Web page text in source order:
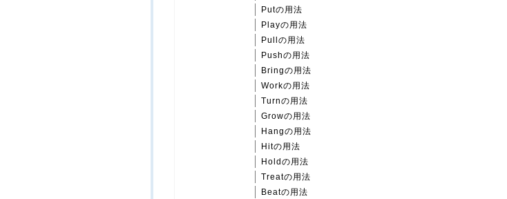
Putの用法
Playの用法
Pullの用法
Pushの用法
Bringの用法
Workの用法
Turnの用法
Growの用法
Hangの用法
Hitの用法
Holdの用法
Treatの用法
Beatの用法